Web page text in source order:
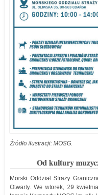
Źródło ilustracji: MOSG.
Od kultury
Morski Oddział Straży
Otwarty. We wtorek, 29